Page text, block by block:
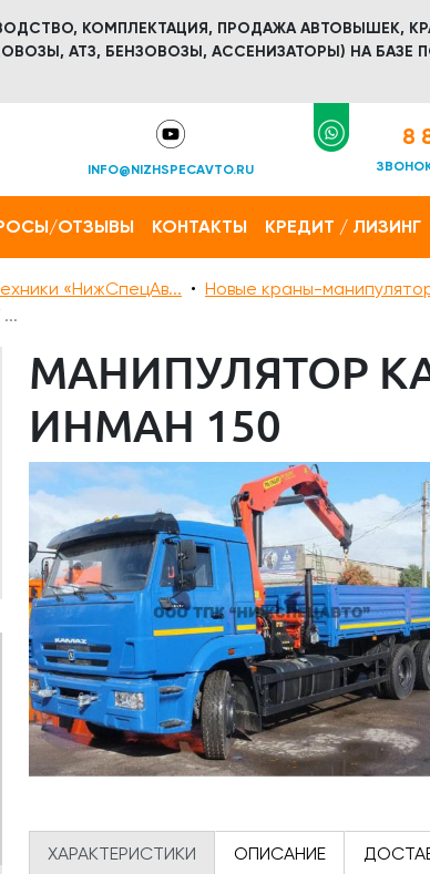
КОМПЛЕКТАЦИЯ, ПРОДАЖА АВТОВЫШЕК,
АТЗ, БЕНЗОВОЗЫ, АССЕНИЗАТОРЫ) НА БАЗЕ
INFO@NIZHSPECAVTO.RU
8
ОТЗЫВЫ КОНТАКТЫ КРЕДИТ / ЛИЗИНГ
«НижСпецАв... Новые краны-
МАНИПУЛЯТОР
ИНМАН 150
ХАРАКТЕРИСТИКИ ОПИСАНИЕ